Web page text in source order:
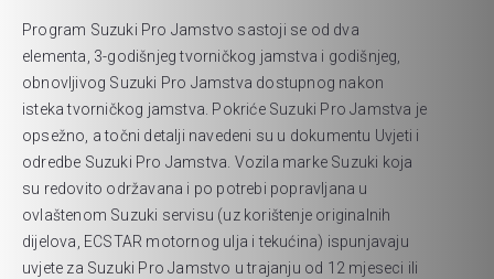
Program Suzuki Pro Jamstvo sastoji se od dva
elementa, 3-godišnjeg tvorničkog jamstva i godišnjeg,
obnovljivog Suzuki Pro Jamstva dostupnog nakon
isteka tvorničkog jamstva. Pokriće Suzuki Pro Jamstva je
opsežno, a točni detalji navedeni su u dokumentu Uvjeti i
odredbe Suzuki Pro Jamstva. Vozila marke Suzuki koja
su redovito održavana i po potrebi popravljana u
ovlaštenom Suzuki servisu (uz korištenje originalnih
dijelova, ECSTAR motornog ulja i tekućina) ispunjavaju
uvjete za Suzuki Pro Jamstvo u trajanju od 12 mjeseci ili